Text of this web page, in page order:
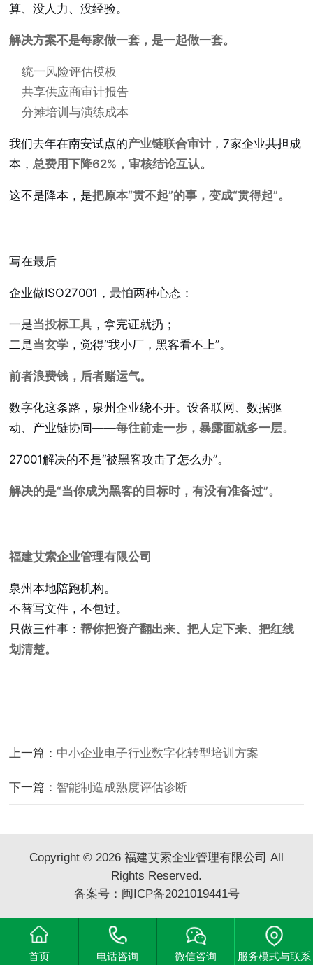
算、没人力、没经验。
解决方案不是每家做一套，是一起做一套。
统一风险评估模板
共享供应商审计报告
分摊培训与演练成本
我们去年在南安试点的产业链联合审计 ，7家企业共担成
本， 总费用下降62%，审核结论互认。
这不是降本，是把原本“贯不起”的事，变成“贯得起”。
写在最后
企业做ISO27001，最怕两种心态：
一是当投标工具 ，拿完证就扔；
二是当玄学 ，觉得“我小厂，黑客看不上”。
前者浪费钱，后者赌运气。
数字化这条路，泉州企业绕不开。设备联网、数据驱
动、产业链协同——每往前走一步，暴露面就多一层。
27001解决的不是“被黑客攻击了怎么办”。
解决的是“当你成为黑客的目标时，有没有准备过”。
福建艾索企业管理有限公司
泉州本地陪跑机构。
不替写文件，不包过。
只做三件事：帮你把资产翻出来、把人定下来、把红线
划清楚。
上一篇： 中小企业电子行业数字化转型培训方案
下一篇： 智能制造成熟度评估诊断
Copyright © 2026 福建艾索企业管理有限公司 All
Rights Reserved.
备案号： 闽ICP备2021019441号
首页 电话咨询 微信咨询 服务模式与联系